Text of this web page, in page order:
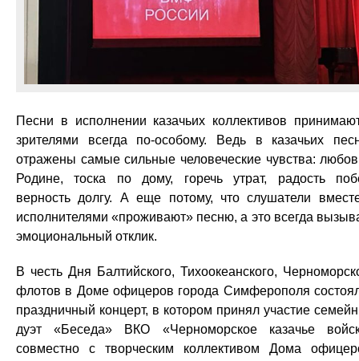
Песни в исполнении казачьих коллективов
зрителями всегда по-особому. Ведь в казачьих
отражены самые сильные человеческие чувства:
Родине, тоска по дому, горечь утрат, радость
верность долгу. А еще потому, что слушатели
исполнителями «проживают» песню, а это всегда
эмоциональный отклик.
В честь Дня Балтийского, Тихоокеанского,
флотов в Доме офицеров города Симферополя
праздничный концерт, в котором принял участие
дуэт «Беседа» ВКО «Черноморское казачье
совместно с творческим коллективом Дома